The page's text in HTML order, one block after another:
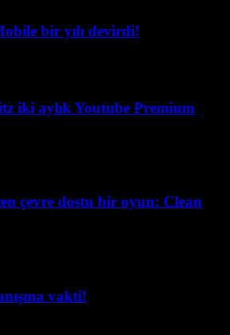
bir yılı devirdi!
iki aylık Youtube Premium
çevre dostu bir oyun: Clean
vakti!